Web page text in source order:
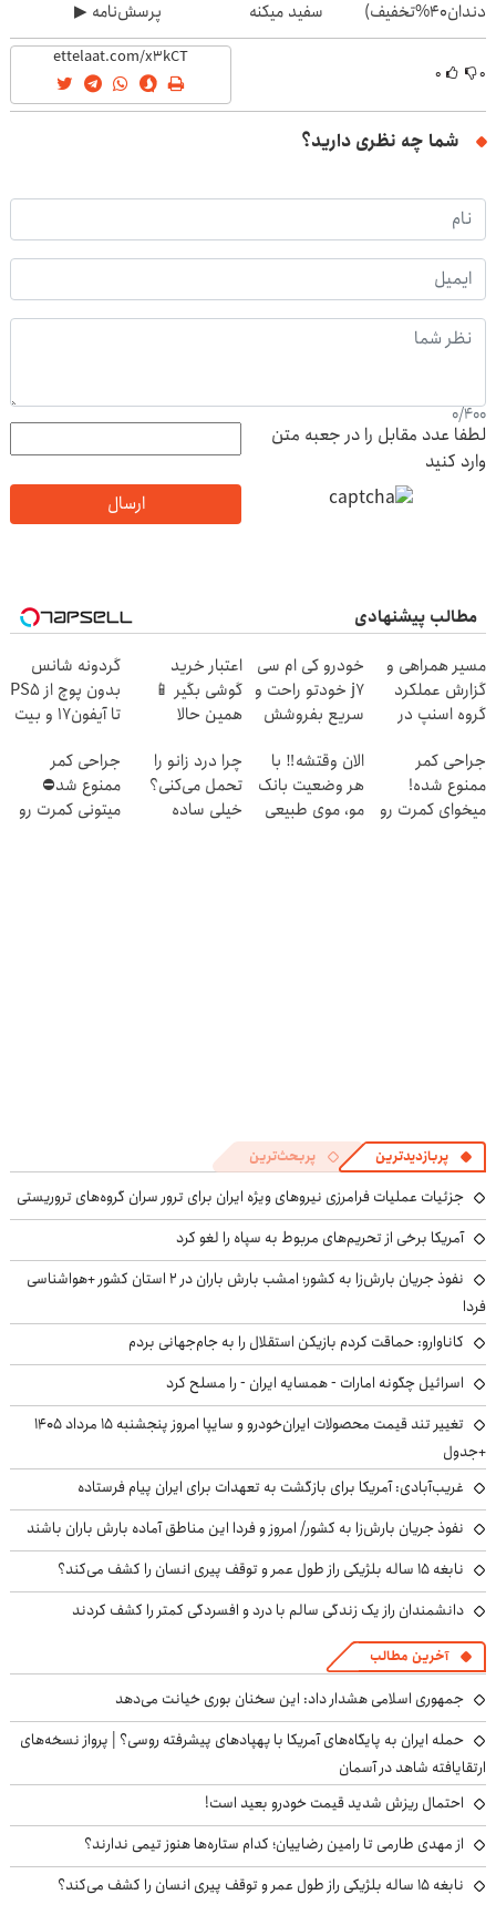
دندان40%تخفیف)
سفید میکنه
(40%تخفیف)
پرسش‌نامه ▶
۰ ۰
شما چه نظری دارید؟
0/400
لطفا عدد مقابل را در جعبه متن
وارد کنید
ارسال
مطالب پیشنهادی
مسیر همراهی و
گزارش عملکرد
گروه اسنپ در
خودرو کی ام سی
j7 خودتو راحت و
سریع بفروشش
اعتبار خرید
گوشی بگیر 📱
همین حالا
بده 🎯
گردونه شانس
بدون پوچ از PS5
تا آیفون17 و بیت
جراحی کمر
ممنوع شده!
میخوای کمرت رو
الان وقتشه‼️ با
هر وضعیت بانک
مو، موی طبیعی
چرا درد زانو را
تحمل می‌کنی؟
خیلی ساده
جراحی کمر
ممنوع شد⛔
میتونی کمرت رو
پربازدیدترین پربحث‌ترین
جزئیات عملیات فرامرزی نیروهای ویژه ایران برای ترور سران گروه‌های تروریستی
آمریکا برخی از تحریم‌های مربوط به سپاه را لغو کرد
نفوذ جریان بارش‌زا به کشور؛ امشب بارش باران در ۲ استان کشور +هواشناسی
فردا
کاناوارو: حماقت کردم بازیکن استقلال را به جام‌جهانی بردم
اسرائیل چگونه امارات - همسایه ایران - را مسلح کرد
تغییر تند قیمت محصولات ایران‌خودرو و سایپا امروز پنجشنبه ۱۵ مرداد ۱۴۰۵
+جدول
غریب‌آبادی: آمریکا برای بازگشت به تعهدات برای ایران پیام فرستاده
نفوذ جریان بارش‌زا به کشور/ امروز و فردا این مناطق آماده بارش باران باشند
نابغه ۱۵ ساله بلژیکی راز طول عمر و توقف پیری انسان را کشف می‌کند؟
دانشمندان راز یک زندگی سالم با درد و افسردگی کمتر را کشف کردند
آخرین مطالب
جمهوری اسلامی هشدار داد: این سخنان بوری خیانت می‌دهد
حمله ایران به پایگاه‌های آمریکا با پهپادهای پیشرفته روسی؟ | پرواز نسخه‌های
ارتقایافته شاهد در آسمان
احتمال ریزش شدید قیمت خودرو بعید است!
از مهدی طارمی تا رامین رضاییان؛ کدام ستاره‌ها هنوز تیمی ندارند؟
نابغه ۱۵ ساله بلژیکی راز طول عمر و توقف پیری انسان را کشف می‌کند؟